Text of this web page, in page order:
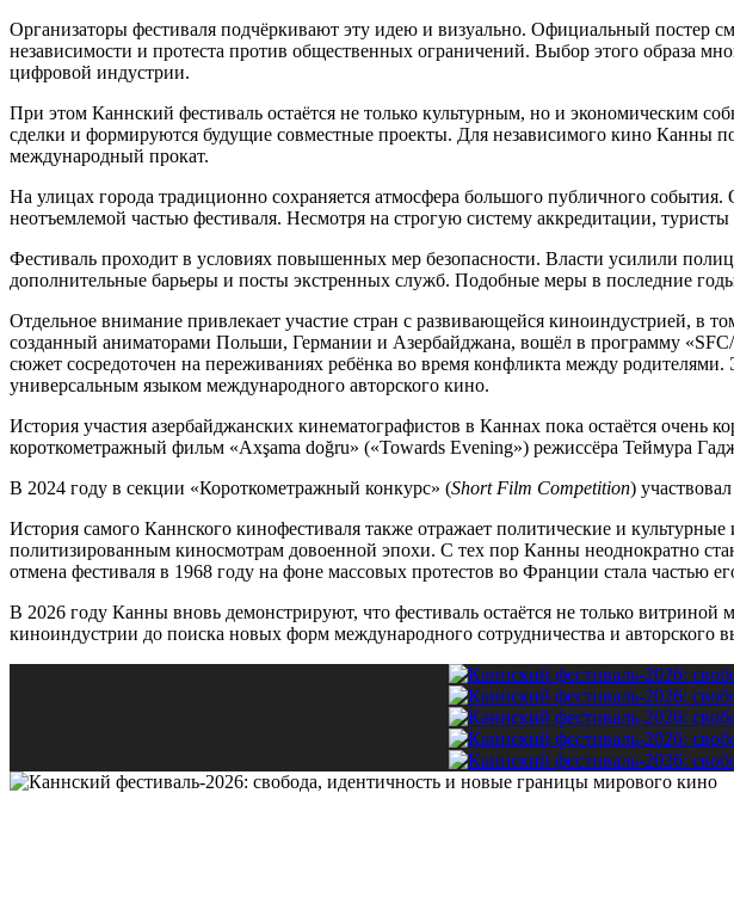
Организаторы фестиваля подчёркивают эту идею и визуально. Официальный постер
независимости и протеста против общественных ограничений. Выбор этого образа
цифровой индустрии.
При этом Каннский фестиваль остаётся не только культурным, но и экономическим
сделки и формируются будущие совместные проекты. Для независимого кино Канны
международный прокат.
На улицах города традиционно сохраняется атмосфера большого публичного
неотъемлемой частью фестиваля. Несмотря на строгую систему аккредитации,
Фестиваль проходит в условиях повышенных мер безопасности. Власти усилили
дополнительные барьеры и посты экстренных служб. Подобные меры в последние
Отдельное внимание привлекает участие стран с развивающейся киноиндустрией,
созданный аниматорами Польши, Германии и Азербайджана, вошёл в программу
сюжет сосредоточен на переживаниях ребёнка во время конфликта между
универсальным языком международного авторского кино.
История участия азербайджанских кинематографистов в Каннах пока остаётся очень
короткометражный фильм «Axşama doğru» («Towards Evening») режиссёра Теймура
В 2024 году в секции «Короткометражный конкурс» (Short Film Competition)
История самого Каннского кинофестиваля также отражает политические и
политизированным киносмотрам довоенной эпохи. С тех пор Канны неоднократно
отмена фестиваля в 1968 году на фоне массовых протестов во Франции стала частью
В 2026 году Канны вновь демонстрируют, что фестиваль остаётся не только
киноиндустрии до поиска новых форм международного сотрудничества и авторского